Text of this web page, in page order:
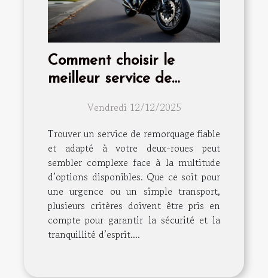
Comment choisir le
meilleur service de
deux-roues ?
Vendredi 12/12/2025
Trouver un service de remorquage fiable
et adapté à votre deux-roues peut
sembler complexe face à la multitude
d’options disponibles. Que ce soit pour
une urgence ou un simple transport,
plusieurs critères doivent être pris en
compte pour garantir la sécurité et la
tranquillité d’esprit....